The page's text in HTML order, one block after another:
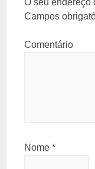
O seu endereço
Campos
Comentário
Nome*